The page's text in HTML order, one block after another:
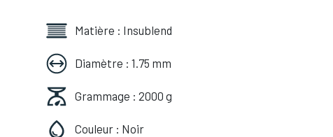
Matière : Insublend
Diamètre : 1.75 mm
Grammage : 2000 g
Couleur : Noir